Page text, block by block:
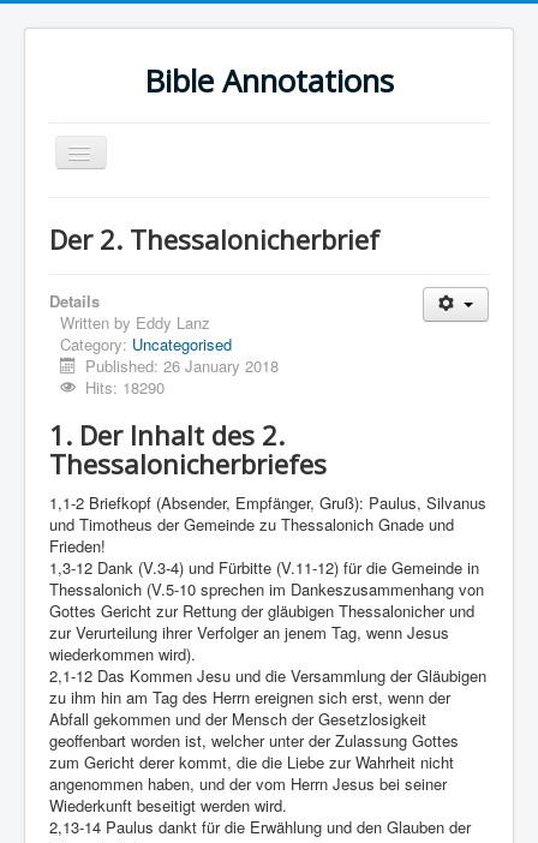
Bible Annotations
Toggle
Navigation
Urdu Geo Version
English
Urdu
Deutsch
Greek NT
Book Corner
Links
Linux and Open Source
Der 2. Thessalonicherbrief
Details
Written by Eddy Lanz
Category: Uncategorised
Published: 26 January 2018
Hits: 18290
1. Der Inhalt des 2.
Thessalonicherbriefes
1,1-2 Briefkopf (Absender, Empfänger, Gruß): Paulus, Silvanus
und Timotheus der Gemeinde zu Thessalonich Gnade und
Frieden!
1,3-12 Dank (V.3-4) und Fürbitte (V.11-12) für die Gemeinde in
Thessalonich (V.5-10 sprechen im Dankeszusammenhang von
Gottes Gericht zur Rettung der gläubigen Thessalonicher und
zur Verurteilung ihrer Verfolger an jenem Tag, wenn Jesus
wiederkommen wird).
2,1-12 Das Kommen Jesu und die Versammlung der Gläubigen
zu ihm hin am Tag des Herrn ereignen sich erst, wenn der
Abfall gekommen und der Mensch der Gesetzlosigkeit
geoffenbart worden ist, welcher unter der Zulassung Gottes
zum Gericht derer kommt, die die Liebe zur Wahrheit nicht
angenommen haben, und der vom Herrn Jesus bei seiner
Wiederkunft beseitigt werden wird.
2,13-14 Paulus dankt für die Erwählung und den Glauben der